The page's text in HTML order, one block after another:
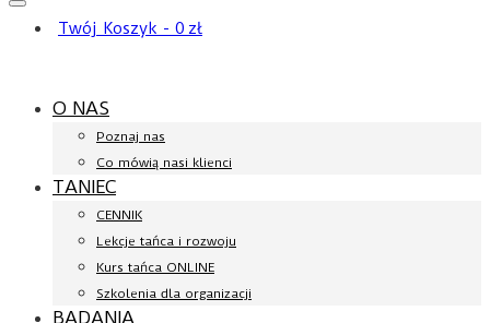
Twój Koszyk - 0 zł
O NAS
Poznaj nas
Co mówią nasi klienci
TANIEC
CENNIK
Lekcje tańca i rozwoju
Kurs tańca ONLINE
Szkolenia dla organizacji
BADANIA